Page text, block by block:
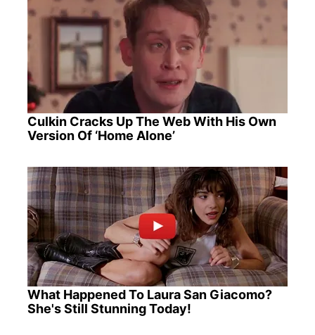
Culkin Cracks Up The Web With His Own
Version Of ‘Home Alone’
What Happened To Laura San Giacomo?
She's Still Stunning Today!